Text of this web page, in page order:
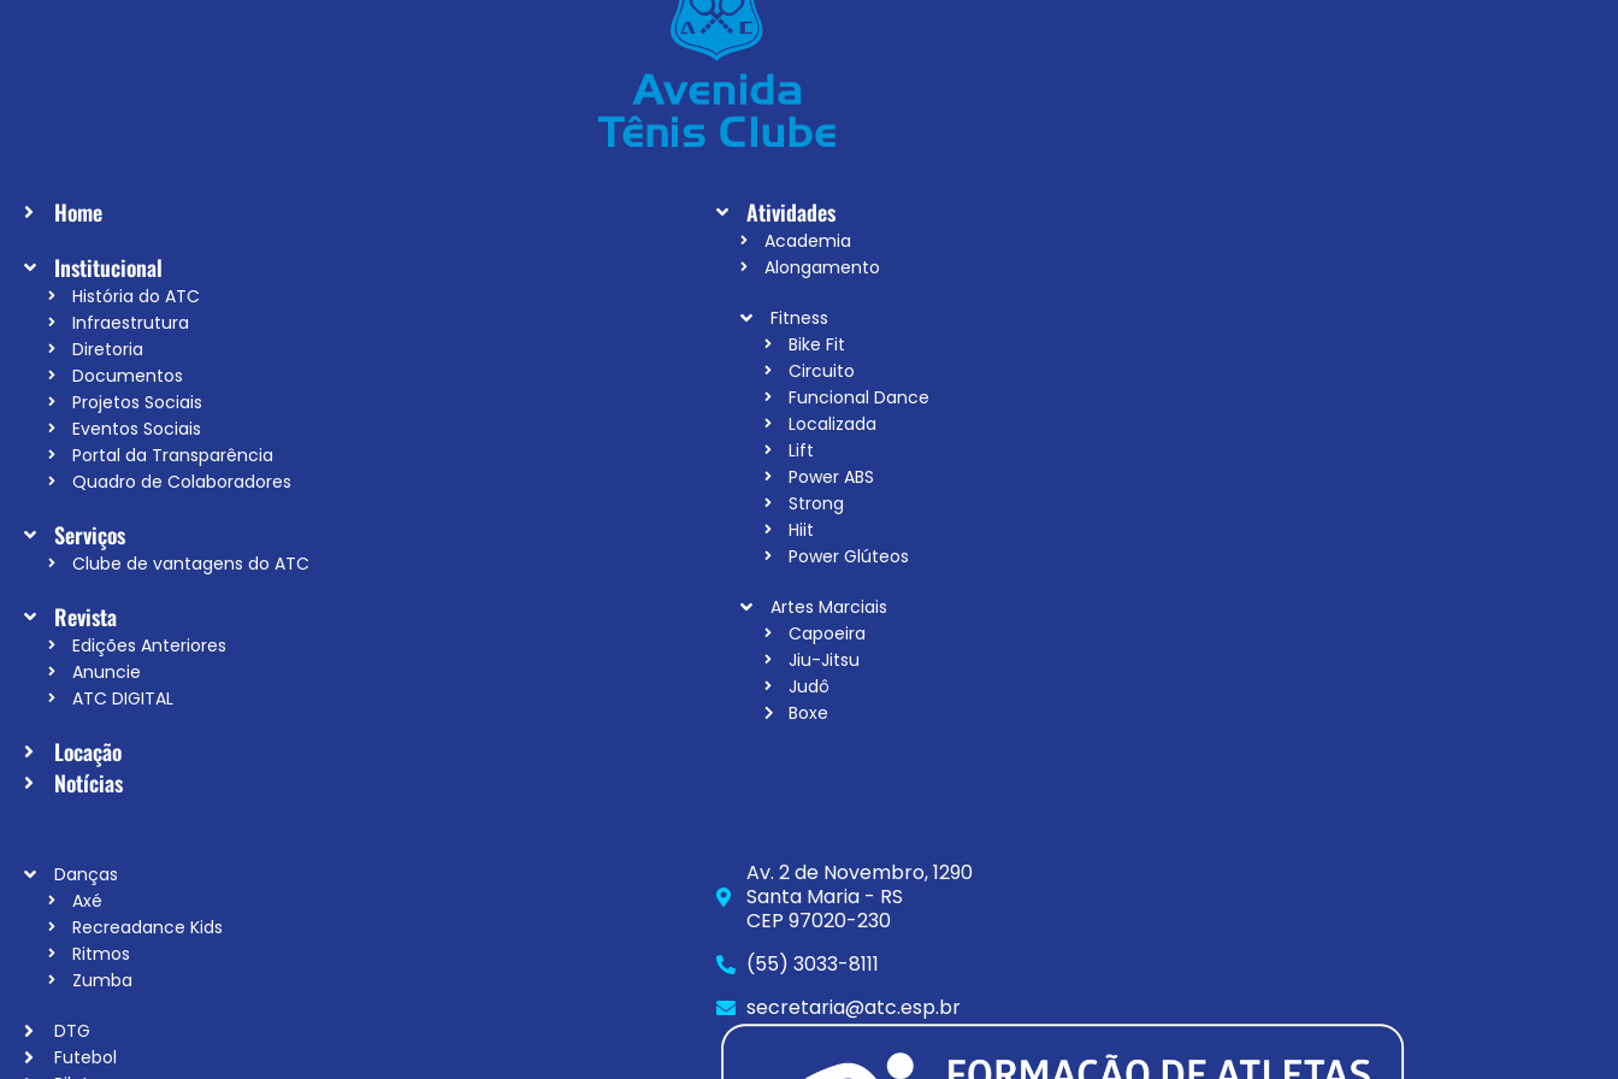
Home
Institucional
História do ATC
Infraestrutura
Diretoria
Documentos
Projetos Sociais
Eventos Sociais
Portal da Transparência
Quadro de Colaboradores
Serviços
Clube de vantagens do ATC
Revista
Edições Anteriores
Anuncie
ATC DIGITAL
Locação
Notícias
Atividades
Academia
Alongamento
Fitness
Bike Fit
Circuito
Funcional Dance
Localizada
Lift
Power ABS
Strong
Hiit
Power Glúteos
Artes Marciais
Capoeira
Jiu-Jitsu
Judô
Boxe
Danças
Axé
Recreadance Kids
Ritmos
Zumba
DTG
Futebol
Av. 2 de Novembro, 1290
Santa Maria - RS
CEP 97020-230
(55) 3033-8111
secretaria@atc.esp.br